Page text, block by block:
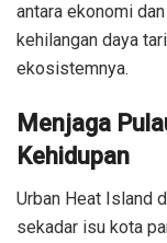
antara ekonomi
kehilangan daya
ekosistemnya.
Menjaga
Kehidupan
Urban Heat Island
sekadar isu kota